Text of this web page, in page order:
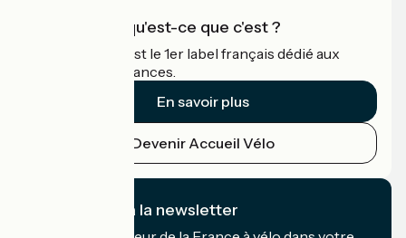
Accueil Vélo qu'est-ce que c'est ?
Accueil Vélo c'est le 1er label français dédié aux
cyclistes en vacances.
En savoir plus
Devenir Accueil Vélo
Je m'abonne à la newsletter